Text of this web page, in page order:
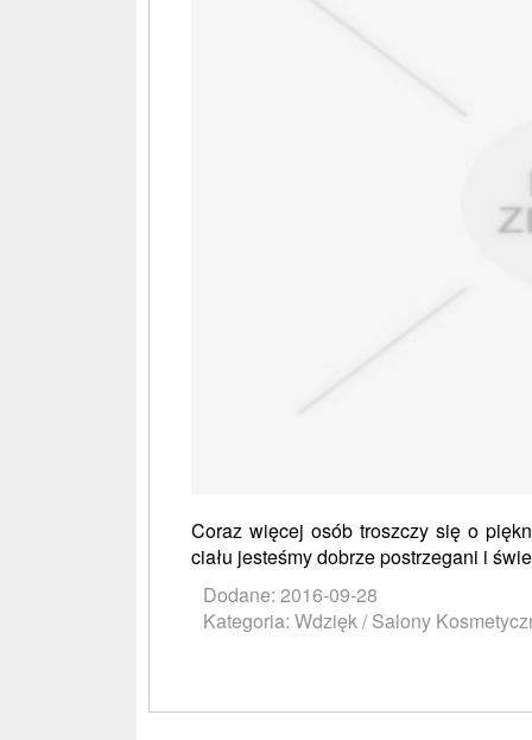
Coraz więcej osób troszczy się o
ciału jesteśmy dobrze postrzegani i
Dodane: 2016-09-28
Kategoria: Wdzięk / Salony